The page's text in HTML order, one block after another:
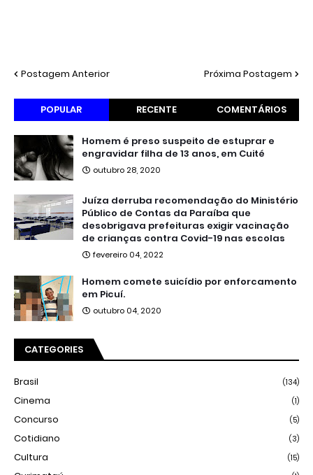
Postagem Anterior Próxima Postagem
POPULAR RECENTE COMENTÁRIOS
Homem é preso suspeito de estuprar e
engravidar filha de 13 anos, em Cuité
outubro 28, 2020
Juíza derruba recomendação do Ministério
Público de Contas da Paraíba que
desobrigava prefeituras exigir vacinação
de crianças contra Covid-19 nas escolas
fevereiro 04, 2022
Homem comete suicídio por enforcamento
em Picuí.
outubro 04, 2020
CATEGORIES
Brasil (134)
Cinema (1)
Concurso (5)
Cotidiano (3)
Cultura (15)